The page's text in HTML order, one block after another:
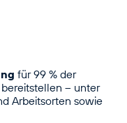
für 99 % der
– unter
Arbeitsorten sowie